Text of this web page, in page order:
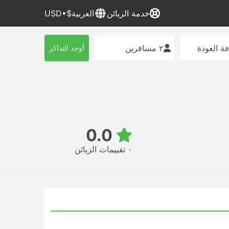
خدمة الزبائن العربية$•USD
العودة ٢ مسافرين أوجد التذاكر
٠ تقييمات الزبائن